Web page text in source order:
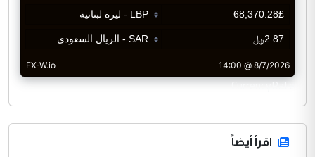
CurrencyRate
اقرأ أيضاً